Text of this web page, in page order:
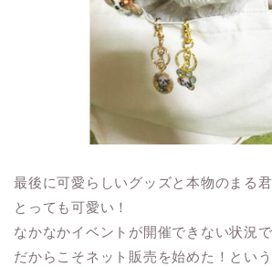
最後に可愛らしいグッズと本物のまる
とっても可愛い！
なかなかイベントが開催できない状況
だからこそネット販売を始めた！とい